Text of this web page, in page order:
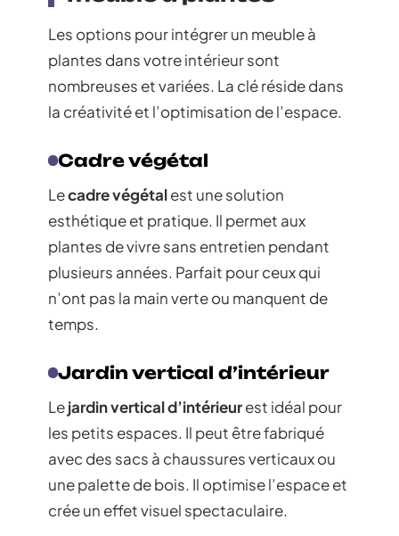
Les options pour intégrer un meuble à
plantes dans votre intérieur sont
nombreuses et variées. La clé réside dans
la créativité et l’optimisation de l’espace.
Cadre végétal
Lecadre végétalest une solution
esthétique et pratique. Il permet aux
plantes de vivre sans entretien pendant
plusieurs années. Parfait pour ceux qui
n’ont pas la main verte ou manquent de
temps.
Jardin vertical d’intérieur
Lejardin vertical d’intérieurest idéal pour
les petits espaces. Il peut être fabriqué
avec des sacs à chaussures verticaux ou
une palette de bois. Il optimise l’espace et
crée un effet visuel spectaculaire.